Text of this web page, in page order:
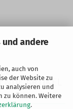
andere
auch von
der Website zu
analysieren und
zu können. Weitere
.
ARTIKEL